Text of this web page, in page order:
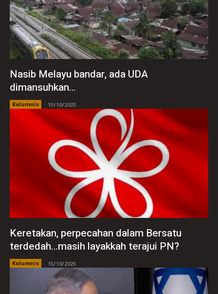
Nasib Melayu bandar, ada UDA
dimansuhkan…
Kolumnis 15/10/2025
Keretakan, perpecahan dalam Bersatu
terdedah…masih layakkah terajui PN?
Kolumnis 15/10/2025